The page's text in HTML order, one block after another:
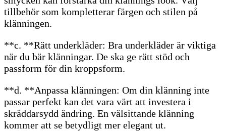
tillbehör som kompletterar färgen och stilen på
klänningen.
**c. **Rätt underkläder: Bra underkläder är viktiga
när du bär klänningar. De ska ge rätt stöd och
passform för din kroppsform.
**d. **Anpassa klänningen: Om din klänning inte
passar perfekt kan det vara värt att investera i
skräddarsydd ändring. En välsittande klänning
kommer att se betydligt mer elegant ut.